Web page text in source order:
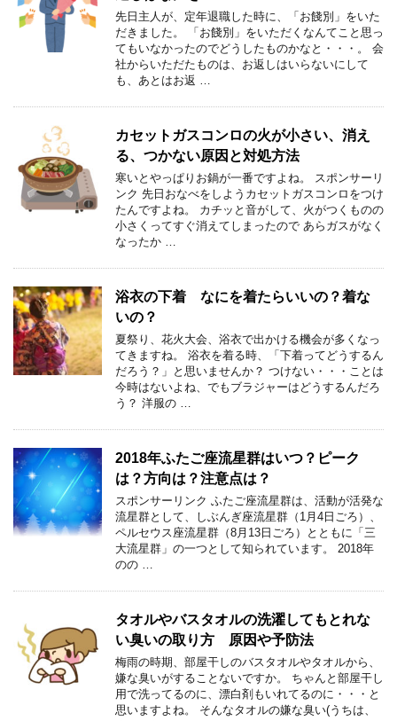
先日主人が、定年退職した時に、「お餞別」をいた
だきました。 「お餞別」をいただくなんてこと思っ
てもいなかったのでどうしたものかなと・・・。 会
社からいただたものは、お返しはいらないにして
も、あとはお返 …
カセットガスコンロの火が小さい、消え
る、つかない原因と対処方法
寒いとやっぱりお鍋が一番ですよね。 スポンサーリ
ンク 先日おなべをしようカセットガスコンロをつけ
たんですよね。 カチッと音がして、火がつくものの
小さくってすぐ消えてしまったので あらガスがなく
なったか …
浴衣の下着 なにを着たらいいの？着な
いの？
夏祭り、花火大会、浴衣で出かける機会が多くなっ
てきますね。 浴衣を着る時、「下着ってどうするん
だろう？」と思いませんか？ つけない・・・ことは
今時はないよね、でもブラジャーはどうするんだろ
う？ 洋服の …
2018年ふたご座流星群はいつ？ピーク
は？方向は？注意点は？
スポンサーリンク ふたご座流星群は、活動が活発な
流星群として、しぶんぎ座流星群（1月4日ごろ）、
ペルセウス座流星群（8月13日ごろ）とともに「三
大流星群」の一つとして知られています。 2018年
のの …
タオルやバスタオルの洗濯してもとれな
い臭いの取り方 原因や予防法
梅雨の時期、部屋干しのバスタオルやタオルから、
嫌な臭いがすることないですか。 ちゃんと部屋干し
用で洗ってるのに、漂白剤もいれてるのに・・・と
思いますよね。 そんなタオルの嫌な臭い(うちは、